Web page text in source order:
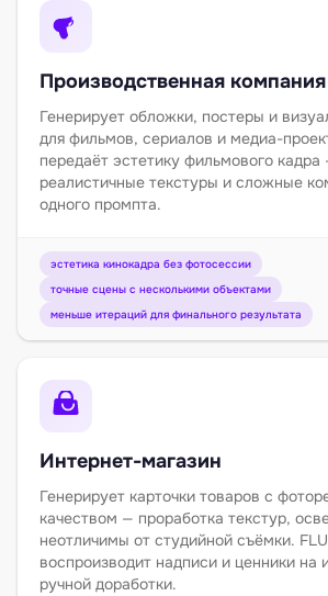
Производственная компания
Генерирует обложки, постеры и
для фильмов, сериалов и медиа-
передаёт эстетику фильмового
реалистичные текстуры и сложные
одного промпта.
эстетика кинокадра без фотосессии
точные сцены с несколькими объектами
меньше итераций для финального результата
Интернет-магазин
Генерирует карточки товаров с
качеством — проработка текстур,
неотличимы от студийной съёмки.
воспроизводит надписи и ценники на
ручной доработки.